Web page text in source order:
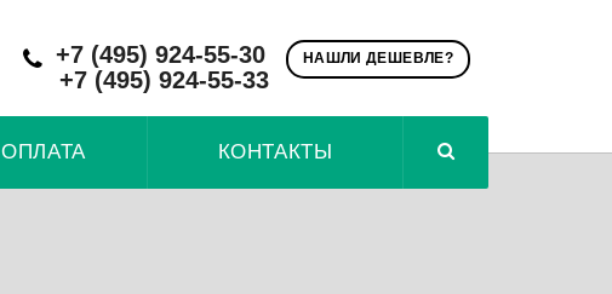
НАШЛИ ДЕШЕВЛЕ?
+7 (495) 924-55-30
+7 (495) 924-55-33
ОПЛАТА КОНТАКТЫ